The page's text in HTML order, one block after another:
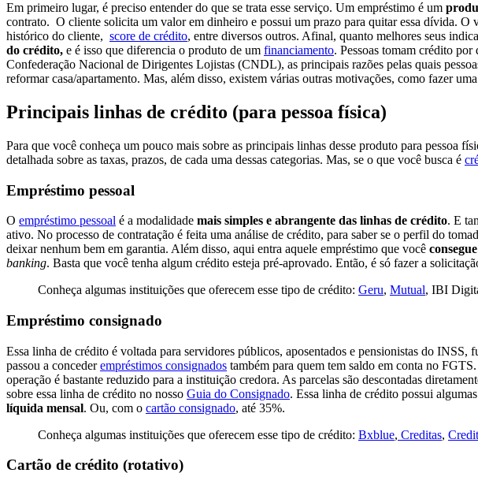
Em primeiro lugar, é preciso entender do que se trata esse serviço. Um empréstimo é um
contrato. O cliente solicita um valor em dinheiro e possui um prazo para quitar essa dívida.
histórico do cliente, score de crédito, entre diversos outros. Afinal, quanto melhores seus
do crédito, e é isso que diferencia o produto de um financiamento. Pessoas tomam crédito
Confederação Nacional de Dirigentes Lojistas (CNDL), as principais razões pelas quais
reformar casa/apartamento. Mas, além disso, existem várias outras motivações, como fazer
Principais linhas de crédito (para pessoa física)
Para que você conheça um pouco mais sobre as principais linhas desse produto para pessoa
detalhada sobre as taxas, prazos, de cada uma dessas categorias. Mas, se o que você busca é
Empréstimo pessoal
O empréstimo pessoal é a modalidade mais simples e abrangente das linhas de crédito. E
ativo. No processo de contratação é feita uma análise de crédito, para saber se o perfil do
deixar nenhum bem em garantia. Além disso, aqui entra aquele empréstimo que você
banking. Basta que você tenha algum crédito esteja pré-aprovado. Então, é só fazer a
Conheça algumas instituições que oferecem esse tipo de crédito: Geru, Mutual, IBI
Empréstimo consignado
Essa linha de crédito é voltada para servidores públicos, aposentados e pensionistas do
passou a concederempréstimos consignados também para quem tem saldo em conta no
operação é bastante reduzido para a instituição credora. As parcelas são descontadas
sobre essa linha de crédito no nosso Guia do Consignado. Essa linha de crédito possui
líquida mensal. Ou, com o cartão consignado, até 35%.
Conheça algumas instituições que oferecem esse tipo de crédito: Bxblue, Creditas,
Cartão de crédito (rotativo)